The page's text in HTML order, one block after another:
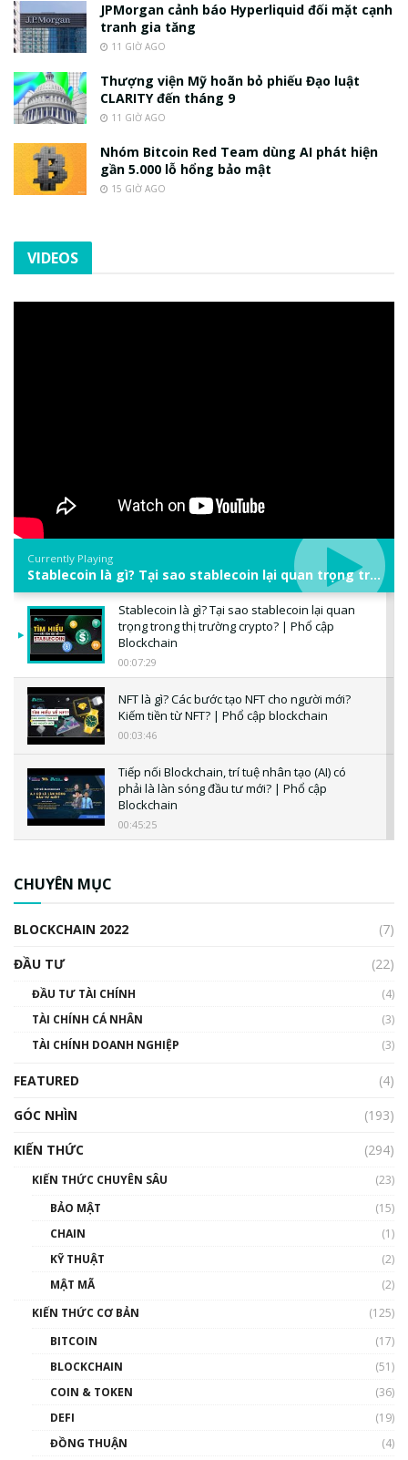
JPMorgan cảnh báo Hyperliquid đối mặt cạnh
tranh gia tăng
11 GIỜ AGO
Thượng viện Mỹ hoãn bỏ phiếu Đạo luật
CLARITY đến tháng 9
11 GIỜ AGO
Nhóm Bitcoin Red Team dùng AI phát hiện
gần 5.000 lỗ hổng bảo mật
15 GIỜ AGO
VIDEOS
Currently Playing
Stablecoin là gì? Tại sao stablecoin lại quan trọng trong thị trường crypto? | Phổ cập Blockchain
Stablecoin là gì? Tại sao stablecoin lại quan
trọng trong thị trường crypto? | Phổ cập
Blockchain
00:07:29
NFT là gì? Các bước tạo NFT cho người mới?
Kiếm tiền từ NFT? | Phổ cập blockchain
00:03:46
Tiếp nối Blockchain, trí tuệ nhân tạo (AI) có
phải là làn sóng đầu tư mới? | Phổ cập
Blockchain
00:45:25
00:02:14
Nhìn lại năm 2022: Những sự kiện ảnh hưởng
đến hệ sinh thái tiền mã hoá | Phổ cập
00:43:47
như thể nào?
00:39:31
Phổ cập Blockchain
CHUYÊN MỤC
BLOCKCHAIN 2022
(7)
ĐẦU TƯ
(22)
ĐẦU TƯ TÀI CHÍNH
(4)
TÀI CHÍNH CÁ NHÂN
(3)
TÀI CHÍNH DOANH NGHIỆP
(3)
FEATURED
(4)
GÓC NHÌN
(193)
KIẾN THỨC
(294)
KIẾN THỨC CHUYÊN SÂU
(23)
BẢO MẬT
(15)
CHAIN
(1)
KỸ THUẬT
(2)
MẬT MÃ
(2)
KIẾN THỨC CƠ BẢN
(125)
BITCOIN
(17)
BLOCKCHAIN
(51)
COIN & TOKEN
(36)
DEFI
(19)
ĐỒNG THUẬN
(4)